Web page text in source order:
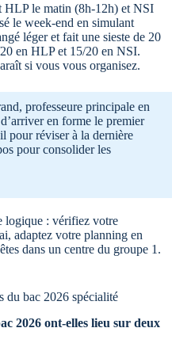
HLP le matin (8h-12h) et NSI
le week-end en simulant
léger et fait une sieste de 20
en HLP et 15/20 en NSI.
si vous vous organisez.
professeure principale en
en forme le premier
pour réviser à la dernière
pour consolider les
logique : vérifiez votre
adaptez votre planning en
dans un centre du groupe 1.
du bac 2026 spécialité
2026 ont-elles lieu sur deux